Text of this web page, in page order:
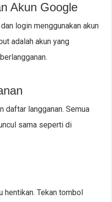
Akun Google
login menggunakan akun
adalah akun yang
daftar langganan. Semua
sama seperti di
hentikan. Tekan tombol